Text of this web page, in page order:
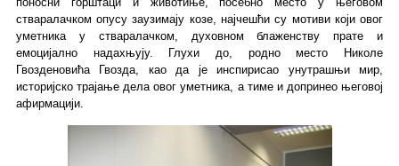
стваралачком опусу заузимају козе, најчешћи су мотиви који овог
уметника у стваралачком, духовном блаженству прате и
емоцијално надахњују. Глухи до, родно место Николе
Гвозденовића Гвозда, као да је инспирисао унутрашњи мир,
историјско трајање дела овог уметника, а тиме и допринео његовој
афирмацији.